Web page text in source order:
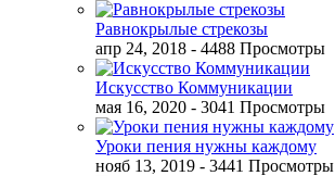
Равнокрылые стрекозы
апр 24, 2018 - 4488 Просмотры
Искусство Коммуникации
мая 16, 2020 - 3041 Просмотры
Уроки пения нужны каждому
нояб 13, 2019 - 3441 Просмотры